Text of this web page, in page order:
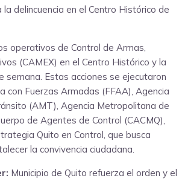
operativos de Control de Armas,
(CAMEX) en el Centro Histórico y la
semana. Estas acciones se ejecutaron
con Fuerzas Armadas (FFAA), Agencia
(AMT), Agencia Metropolitana de
de Agentes de Control (CACMQ),
Quito en Control, que busca
la convivencia ciudadana.
Municipio de Quito refuerza el orden y el